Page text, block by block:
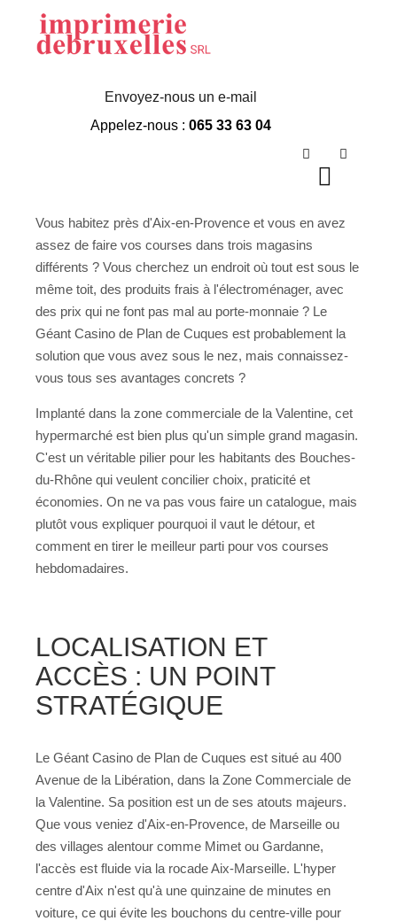
Envoyez-nous un e-mail
Appelez-nous : 065 33 63 04
Geant Casino Plan
De Cuques
Vous habitez près d'Aix-en-Provence et vous en avez
assez de faire vos courses dans trois magasins
différents ? Vous cherchez un endroit où tout est sous le
même toit, des produits frais à l'électroménager, avec
des prix qui ne font pas mal au porte-monnaie ? Le
Géant Casino de Plan de Cuques est probablement la
solution que vous avez sous le nez, mais connaissez-
vous tous ses avantages concrets ?
Implanté dans la zone commerciale de la Valentine, cet
hypermarché est bien plus qu'un simple grand magasin.
C'est un véritable pilier pour les habitants des Bouches-
du-Rhône qui veulent concilier choix, praticité et
économies. On ne va pas vous faire un catalogue, mais
plutôt vous expliquer pourquoi il vaut le détour, et
comment en tirer le meilleur parti pour vos courses
hebdomadaires.
LOCALISATION ET
ACCÈS : UN POINT
STRATÉGIQUE
Le Géant Casino de Plan de Cuques est situé au 400
Avenue de la Libération, dans la Zone Commerciale de
la Valentine. Sa position est un de ses atouts majeurs.
Que vous veniez d'Aix-en-Provence, de Marseille ou
des villages alentour comme Mimet ou Gardanne,
l'accès est fluide via la rocade Aix-Marseille. L'hyper
centre d'Aix n'est qu'à une quinzaine de minutes en
voiture, ce qui évite les bouchons du centre-ville pour